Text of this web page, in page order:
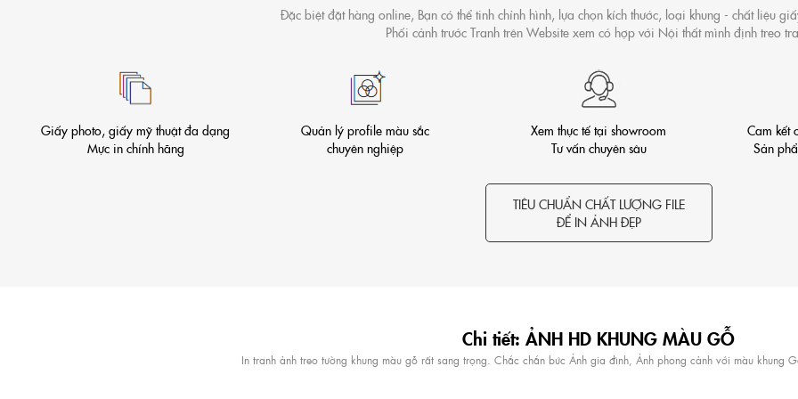
Đặc biệt đặt hàng online, Bạn có thể tinh chỉnh hình, lựa chọn kích thước, loại khung - chất liệu
Phối cảnh trước Tranh trên Website xem có hợp với Nội thất mình định treo
Giấy photo, giấy mỹ thuật đa dạng
Mực in chính hãng
Quản lý profile màu sắc
chuyên nghiệp
Xem thực tế tại showroom
Tư vấn chuyên sâu
Cam kết
Sản
TIÊU CHUẨN CHẤT LƯỢNG FILE
ĐỂ IN ẢNH ĐẸP
Chi tiết: ẢNH HD KHUNG MÀU GỖ
In tranh ảnh treo tường khung màu gỗ rất sang trọng. Chắc chắn bức Ảnh gia đình, Ảnh phong cảnh với màu khung